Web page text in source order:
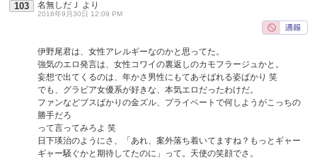
103 名無しだＪ より
2016年9月30日 12:09 PM
伊野尾君は、女性アレルギーなのかと思ってた。
強気のエロ発言は、女性コワイの裏返しのカモフラージュかと。
妄想で出てくるのは、年かさ男性にもてあそばれる姿ばかり 笑
でも、グラビア女優系が好きな、本気エロだったわけだ。
ファンなどブスばかりの金ズル、プライベートで何しようがこっちの
勝手だろ
って言ってみろよ 笑
日下瑛治のようにさ、「あれ、案外落ち着いてますね？もっとギャー
ギャー騒ぐかと期待してたのに」って。天使の笑顔でさ。